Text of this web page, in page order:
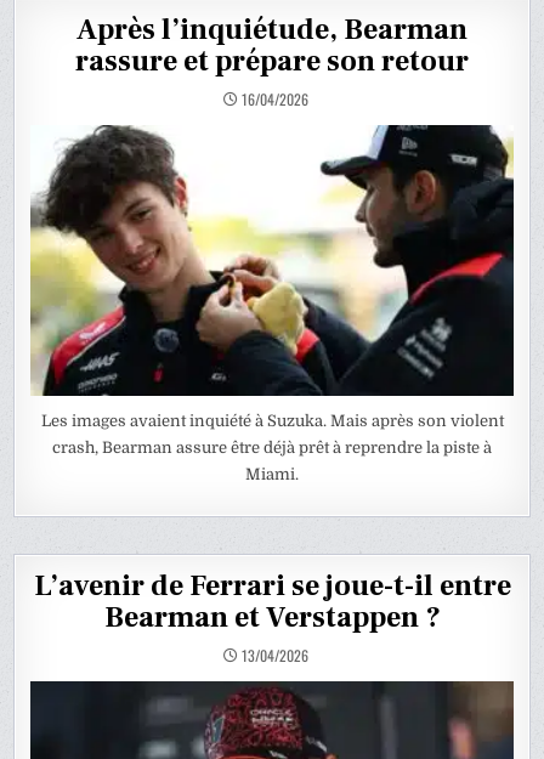
Après l’inquiétude, Bearman
rassure et prépare son retour
16/04/2026
Les images avaient inquiété à Suzuka. Mais après son violent
crash, Bearman assure être déjà prêt à reprendre la piste à
Miami.
L’avenir de Ferrari se joue-t-il entre
Bearman et Verstappen ?
13/04/2026